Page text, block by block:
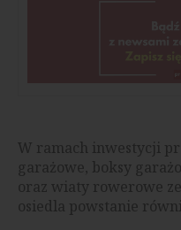
W ramach inwestycji
garażowe, boksy
oraz wiaty rowerowe
osiedla powstanie